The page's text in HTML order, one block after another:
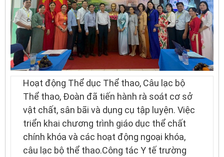
Hoạt động Thể dục Thể thao, Câu lạc bộ
Thể thao, Đoàn đã tiến hành rà soát cơ sở
vật chất, sân bãi và dụng cụ tập luyện. Việc
triển khai chương trình giáo dục thể chất
chính khóa và các hoạt động ngoại khóa,
câu lạc bộ thể thao.Công tác Y tế trường